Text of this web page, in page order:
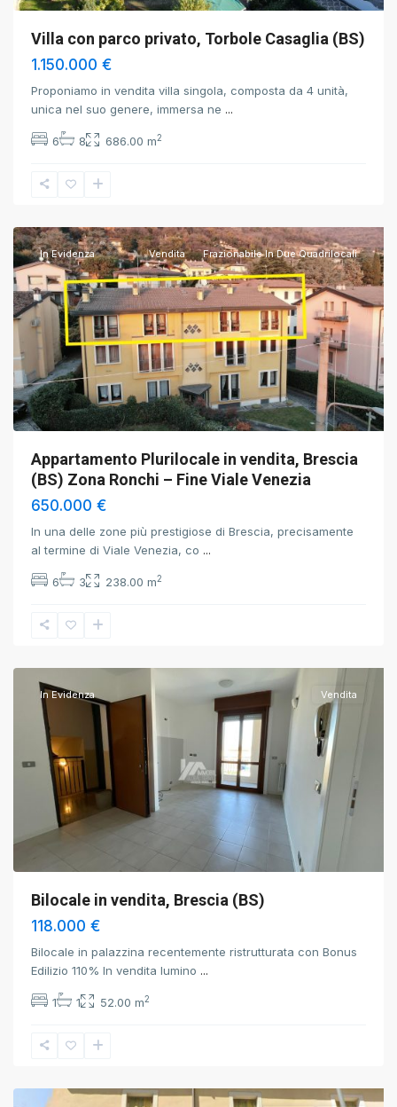
Villa con parco privato, Torbole Casaglia (BS)
1.150.000 €
Proponiamo in vendita villa singola, composta da 4 unità,
unica nel suo genere, immersa ne ...
6 8 686.00 m2
Brescia,
In Evidenza Vendita Frazionabile In Due Quadrilocali
Appartamento Plurilocale in vendita, Brescia
(BS) Zona Ronchi – Fine Viale Venezia
650.000 €
In una delle zone più prestigiose di Brescia, precisamente
al termine di Viale Venezia, co ...
6 3 238.00 m2
Brescia,
In Evidenza Vendita
Bilocale in vendita, Brescia (BS)
118.000 €
Bilocale in palazzina recentemente ristrutturata con Bonus
Edilizio 110% In vendita lumino ...
1 1 52.00 m2
Brescia,